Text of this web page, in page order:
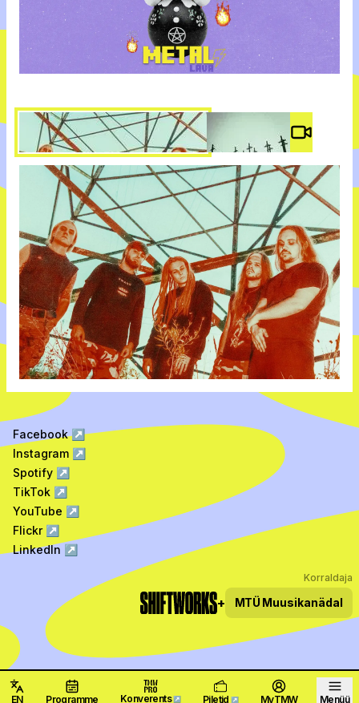
Video #
Facebook↗
Instagram ↗
Spotify ↗
TikTok ↗
YouTube ↗
Flickr↗
LinkedIn ↗
Korraldaja
+ MTÜ Muusikanädal
EN Programme Konverents ↗ Piletid ↗ MyTMW Menüü